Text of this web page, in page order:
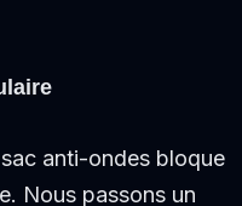
anti-ondes bloque
Nous passons un